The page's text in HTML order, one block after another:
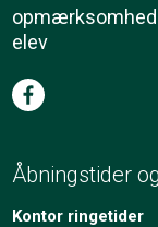
elev
Åbningstider
Kontor ringetider